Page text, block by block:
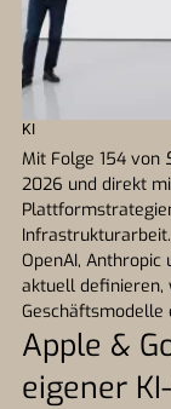
KI
Mit Folge 154 von
2026 und direkt
OpenAI, Anthropic
aktuell definieren,
Geschäftsmodelle
Apple &
eigener